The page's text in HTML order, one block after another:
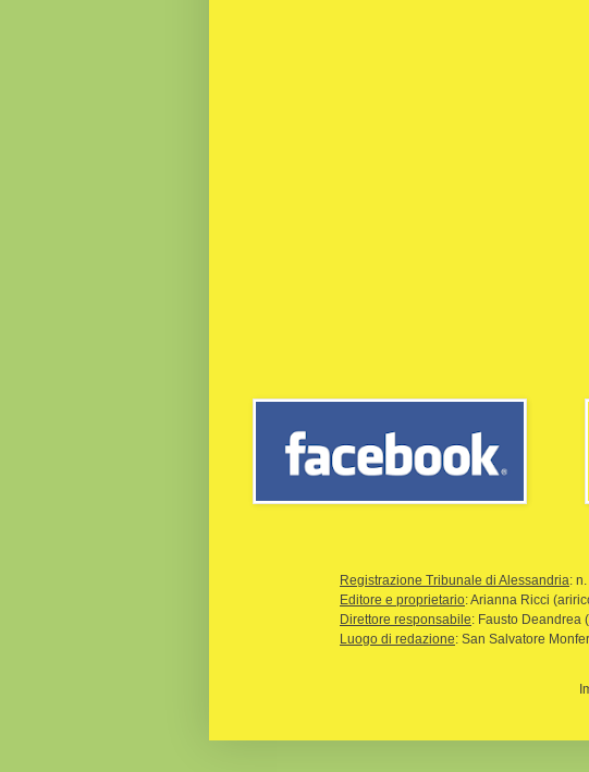
Registrazione Tribunale di Alessandria:
Editore e proprietario: Arianna Ricci
Direttore responsabile: Fausto Deandrea
Luogo di redazione: San Salvatore